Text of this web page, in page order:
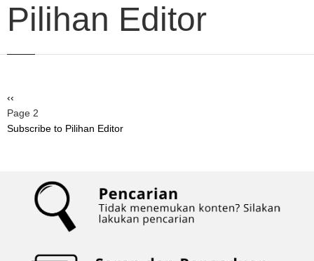
Pilihan Editor
Pagination
Previous
page
‹‹
Page 2
Subscribe to Pilihan Editor